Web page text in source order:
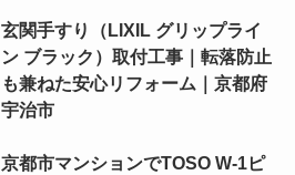
玄関手すり（LIXIL グリップライ
ン ブラック）取付工事｜転落防止
も兼ねた安心リフォーム｜京都府
宇治市
京都市マンションでTOSO W-1ピ